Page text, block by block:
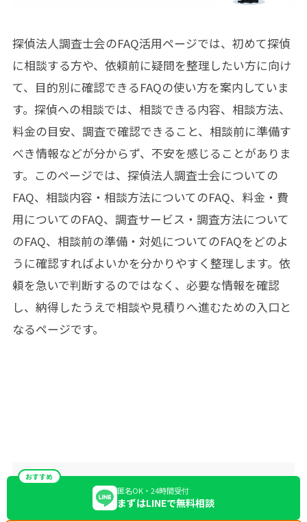
探偵法人調査士会のFAQ活用ページでは、初めて探偵
に相談する方や、依頼前に疑問を整理したい方に向け
て、目的別に確認できるFAQの使い方を案内していま
す。探偵への相談では、相談できる内容、相談方法、
料金の目安、調査で確認できること、相談前に準備す
べき情報などが分からず、不安を感じることがありま
す。このページでは、探偵法人調査士会についての
FAQ、相談内容・相談方法についてのFAQ、料金・費
用についてのFAQ、調査サービス・調査方法について
のFAQ、相談前の準備・対処についてのFAQをどのよ
うに確認すればよいかを分かりやすく整理します。依
頼を急いで判断するのではなく、必要な情報を確認
し、納得したうえで相談や見積りへ進むための入口と
なるページです。
おすすめ
匿名OK・24時間受付
まずはLINEで無料相談